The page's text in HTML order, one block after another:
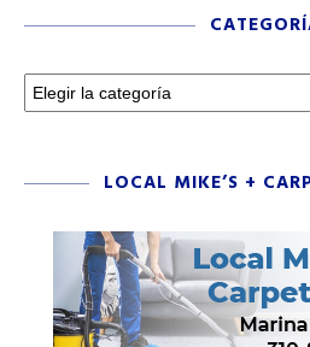
LOCAL MIKE’S +